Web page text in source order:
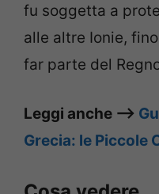
fu soggetta a
alle altre Ionie,
far parte del
Leggi anche –>
Grecia: le Piccole